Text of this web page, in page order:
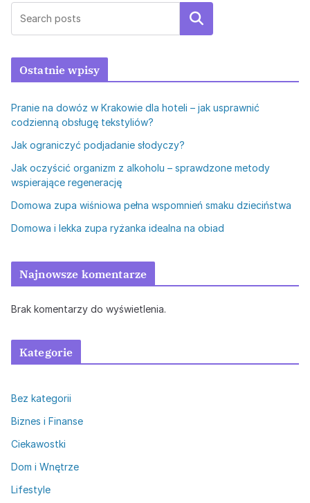
Szukaj
Ostatnie wpisy
Pranie na dowóz w Krakowie dla hoteli – jak usprawnić
codzienną obsługę tekstyliów?
Jak ograniczyć podjadanie słodyczy?
Jak oczyścić organizm z alkoholu – sprawdzone metody
wspierające regenerację
Domowa zupa wiśniowa pełna wspomnień smaku dzieciństwa
Domowa i lekka zupa ryżanka idealna na obiad
Najnowsze komentarze
Brak komentarzy do wyświetlenia.
Kategorie
Bez kategorii
Biznes i Finanse
Ciekawostki
Dom i Wnętrze
Lifestyle